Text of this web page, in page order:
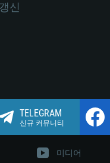
신
TELEGRAM
신규 커뮤니티
미디어